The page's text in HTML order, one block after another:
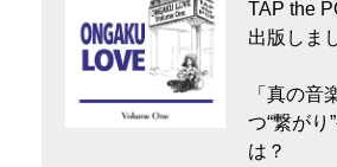
TAP the
出版しま
「真の音
つ“繋がり
は？